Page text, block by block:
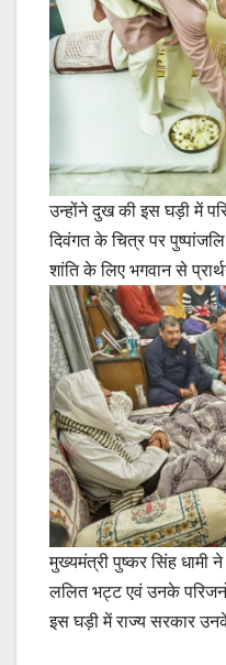
उन्होंने दुख की इस घड़ी में
दिवंगत के चित्र पर
शांति के लिए भगवान से
मुख्यमंत्री पुष्कर सिंह धामी
ललित भट्ट एवं उनके
इस घड़ी में राज्य सरकार